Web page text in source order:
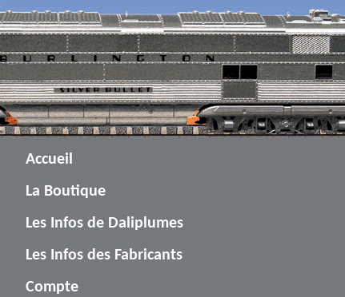
Accueil
La Boutique
Les Infos de Daliplumes
Les Infos des Fabricants
Compte